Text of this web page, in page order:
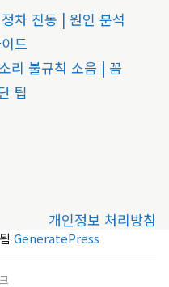
차 진동 | 원인 분석
드
리 불규칙 소음 | 꼼
팁
개인정보 처리방침
GeneratePress